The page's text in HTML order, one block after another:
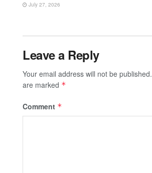
July 27, 2026
Leave a Reply
Your email address will not be published.
are marked *
Comment *